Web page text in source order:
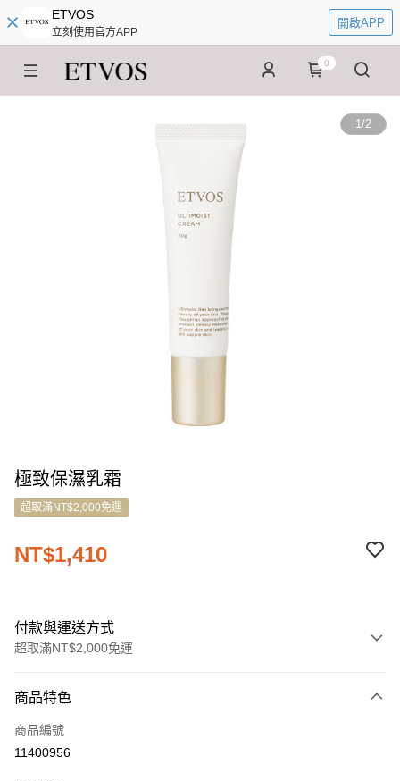
ETVOS
立刻使用官方APP
開啟APP
0
1/2
極致保濕乳霜
超取滿NT$2,000免運
NT$1,410
付款與運送方式
超取滿NT$2,000免運
信用卡一次付款
LINE Pay
商品特色
商品編號
11400956